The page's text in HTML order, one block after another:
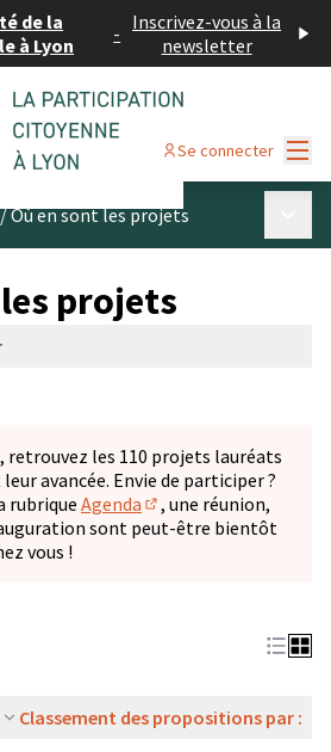
de la
à Lyon
- Inscrivez-vous à la
newsletter
Se connecter
/Où en sont les projets
projets
retrouvez les 110 projets lauréats
avancée. Envie de participer ?
rubrique Agenda
(S'ouvre dans un
, une réunion,
sont peut-être bientôt
vous !
Classement des propositions par :